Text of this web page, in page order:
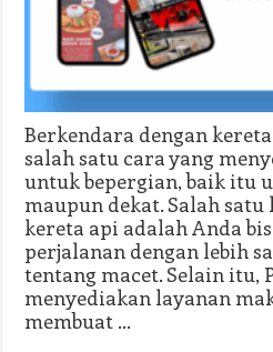
Berkendara dengan
salah satu cara yang
untuk bepergian, baik itu
maupun dekat. Salah
kereta api adalah Anda
perjalanan dengan lebih
tentang macet. Selain itu,
menyediakan layanan
membuat …